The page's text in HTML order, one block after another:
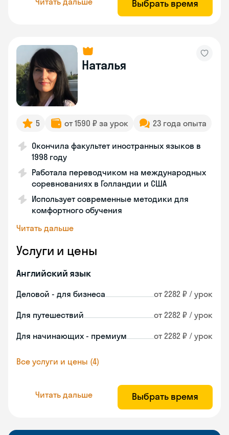
Выбрать время
Наталья
5 от 1590 ₽ за урок 23 года опыта
Окончила факультет иностранных языков в
1998 году
Работала переводчиком на международных
соревнованиях в Голландии и США
Использует современные методики для
комфортного обучения
Читать дальше
Услуги и цены
Английский язык
Деловой - для бизнеса от 2282 ₽ / урок
Для путешествий от 2282 ₽ / урок
Для начинающих - премиум от 2282 ₽ / урок
Все услуги и цены (4)
Читать дальше Выбрать время